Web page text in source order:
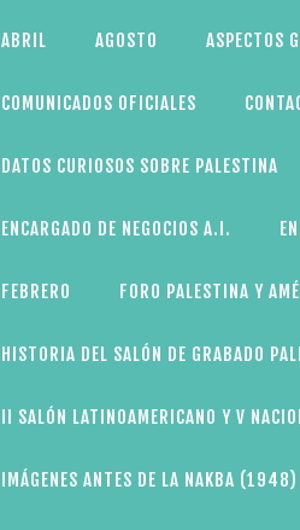
ABRIL AGOSTO ASPECTOS
COMUNICADOS OFICIALES
DATOS CURIOSOS SOBRE PALESTINA
ENCARGADO DE NEGOCIOS A.I.
FEBRERO FORO PALESTINA Y
HISTORIA DEL SALÓN DE GRABADO
II SALÓN LATINOAMERICANO Y V
IMÁGENES ANTES DE LA NAKBA (1948)